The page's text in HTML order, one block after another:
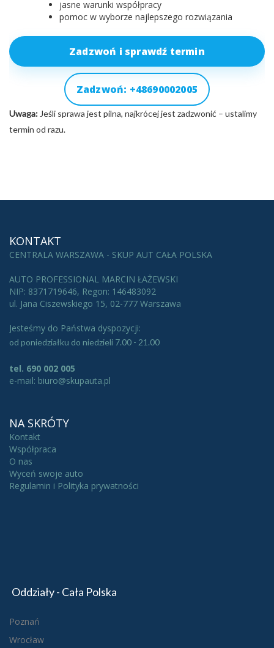
jasne warunki współpracy
pomoc w wyborze najlepszego rozwiązania
Zadzwoń i sprawdź termin
Zadzwoń: +48690002005
Uwaga: Jeśli sprawa jest pilna, najkrócej jest zadzwonić – ustalimy
termin od razu.
KONTAKT
CENTRALA WARSZAWA - SKUP AUT CAŁA POLSKA
AUTO PROFESSIONAL MARCIN ŁAŻEWSKI
NIP: 8371719646, Regon: 146483092
ul. Jana Ciszewskiego 15, 02-777 Warszawa
Jesteśmy do Państwa dyspozycji:
od poniedziałku do niedzieli 7.00 - 21.00
tel. 690 002 005
e-mail: biuro@skupauta.pl
NA SKRÓTY
Kontakt
Współpraca
O nas
Wyceń swoje auto
Regulamin i Polityka prywatności
Oddziały - Cała Polska
Poznań
Wrocław